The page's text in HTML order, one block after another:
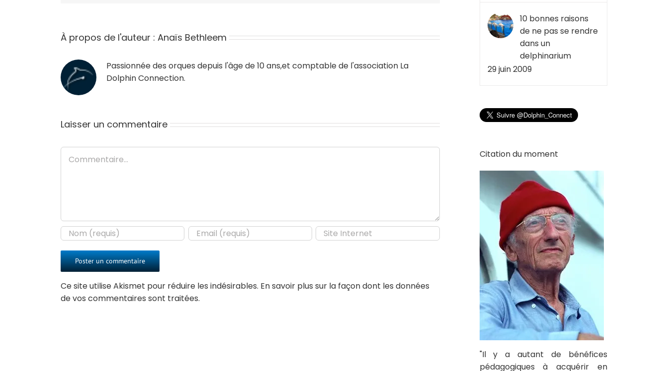
À propos de l'auteur : Anaïs Bethleem
Passionnée des orques depuis l'âge de 10 ans,et comptable de l'association La
Dolphin Connection.
Laisser un commentaire
Commentaire
Ce site utilise Akismet pour réduire les indésirables. En savoir plus sur la façon dont les données
de vos commentaires sont traitées.
10 bonnes raisons
de ne pas se rendre
dans un
delphinarium
29 juin 2009
Citation du moment
"Il y a autant de bénéfices
pédagogiques à acquérir en